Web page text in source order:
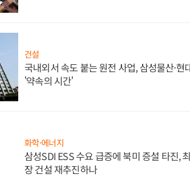
건설
국내외서 속도 붙는 원전 사업, 삼성물산·현
'약속의 시간'
화학·에너지
삼성SDI ESS 수요 급증에 북미 증설 타진,
장 건설 재추진하나